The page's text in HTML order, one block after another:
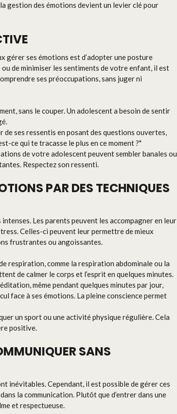
gestion des émotions devient un levier clé pour
gérer ses émotions est d’adopter une posture
de minimiser les sentiments de votre enfant, il est
ses préoccupations, sans juger ni
sans le couper. Un adolescent a besoin de sentir
de ses ressentis en posant des questions ouvertes,
ce qui te tracasse le plus en ce moment ?"
de votre adolescent peuvent sembler banales ou
Respectez son ressenti.
PAR DES TECHNIQUES
Les parents peuvent les accompagner en leur
Celles-ci peuvent leur permettre de mieux
frustrantes ou angoissantes.
respiration, comme la respiration abdominale ou la
de calmer le corps et l’esprit en quelques minutes.
même pendant quelques minutes par jour,
face à ses émotions. La pleine conscience permet
un sport ou une activité physique régulière. Cela
positive.
SANS
inévitables. Cependant, il est possible de gérer ces
la communication. Plutôt que d’entrer dans une
et respectueuse.